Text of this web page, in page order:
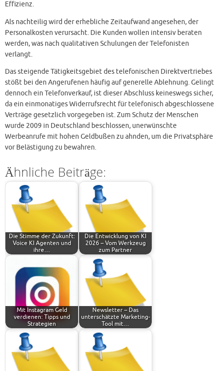
Effizienz.
Als nachteilig wird der erhebliche Zeitaufwand angesehen, der
Personalkosten verursacht. Die Kunden wollen intensiv beraten
werden, was nach qualitativen Schulungen der Telefonisten
verlangt.
Das steigende Tätigkeitsgebiet des telefonischen Direktvertriebes
stößt bei den Angerufenen häufig auf generelle Ablehnung. Gelingt
dennoch ein Telefonverkauf, ist dieser Abschluss keineswegs sicher,
da ein einmonatiges Widerrufsrecht für telefonisch abgeschlossene
Verträge gesetzlich vorgegeben ist. Zum Schutz der Menschen
wurde 2009 in Deutschland beschlossen, unerwünschte
Werbeanrufe mit hohen Geldbußen zu ahnden, um die Privatsphäre
vor Belästigung zu bewahren.
Ähnliche Beiträge:
Die Stimme der Zukunft:
Voice KI Agenten und
ihre…
Die Entwicklung von KI
2026 – Vom Werkzeug
zum Partner
Mit Instagram Geld
verdienen: Tipps und
Strategien
Newsletter – Das
unterschätzte Marketing-
Tool mit…